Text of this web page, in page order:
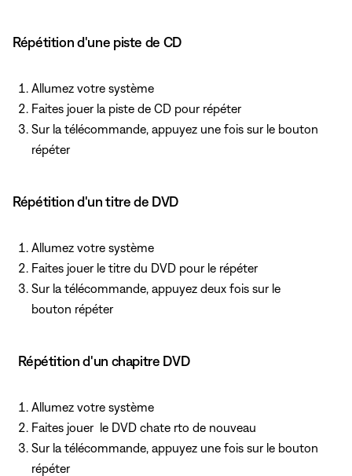
Répétition d'une piste de CD
Allumez votre système
Faites jouer la piste de CD pour répéter
Sur la télécommande, appuyez une fois sur le bouton
répéter
Répétition d'un titre de DVD
Allumez votre système
Faites jouer le titre du DVD pour le répéter
Sur la télécommande, appuyez deux fois sur le
bouton répéter
Répétition d'un chapitre DVD
Allumez votre système
Faites jouer le DVD chate rto de nouveau
Sur la télécommande, appuyez une fois sur le bouton
répéter